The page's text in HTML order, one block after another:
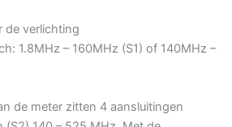
de verlichting
1.8MHz – 160MHz (S1) of 140MHz –
de meter zitten 4 aansluitingen